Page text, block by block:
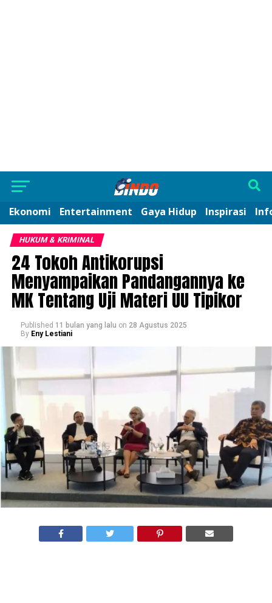
Ekonomi Entertainment Gaya Hidup Inspirasi
HUKUM & KRIMINAL
24 Tokoh Antikorupsi
Menyampaikan Pandangannya ke
MK Tentang Uji Materi UU Tipikor
Published 11 bulan yang lalu on 28 Agustus 2025
By Eny Lestiani